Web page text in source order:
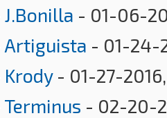
J.Bonilla - 01-06-
Artiguista - 01-24-
Krody- 01-27-
Terminus - 02-20-